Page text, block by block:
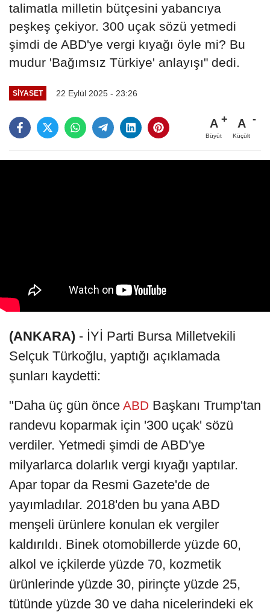
talimatla milletin bütçesini yabancıya
peşkeş çekiyor. 300 uçak sözü yetmedi
şimdi de ABD'ye vergi kıyağı öyle mi? Bu
mudur 'Bağımsız Türkiye' anlayışı" dedi.
SIYASET 22 Eylül 2025 - 23:26
A
Büyüt
A
Küçült
(ANKARA) - İYİ Parti Bursa Milletvekili
Selçuk Türkoğlu, yaptığı açıklamada
şunları kaydetti:
"Daha üç gün önce ABD Başkanı Trump'tan
randevu koparmak için '300 uçak' sözü
verdiler. Yetmedi şimdi de ABD'ye
milyarlarca dolarlık vergi kıyağı yaptılar.
Apar topar da Resmi Gazete'de de
yayımladılar. 2018'den bu yana ABD
menşeli ürünlere konulan ek vergiler
kaldırıldı. Binek otomobillerde yüzde 60,
alkol ve içkilerde yüzde 70, kozmetik
ürünlerinde yüzde 30, pirinçte yüzde 25,
tütünde yüzde 30 ve daha nicelerindeki ek